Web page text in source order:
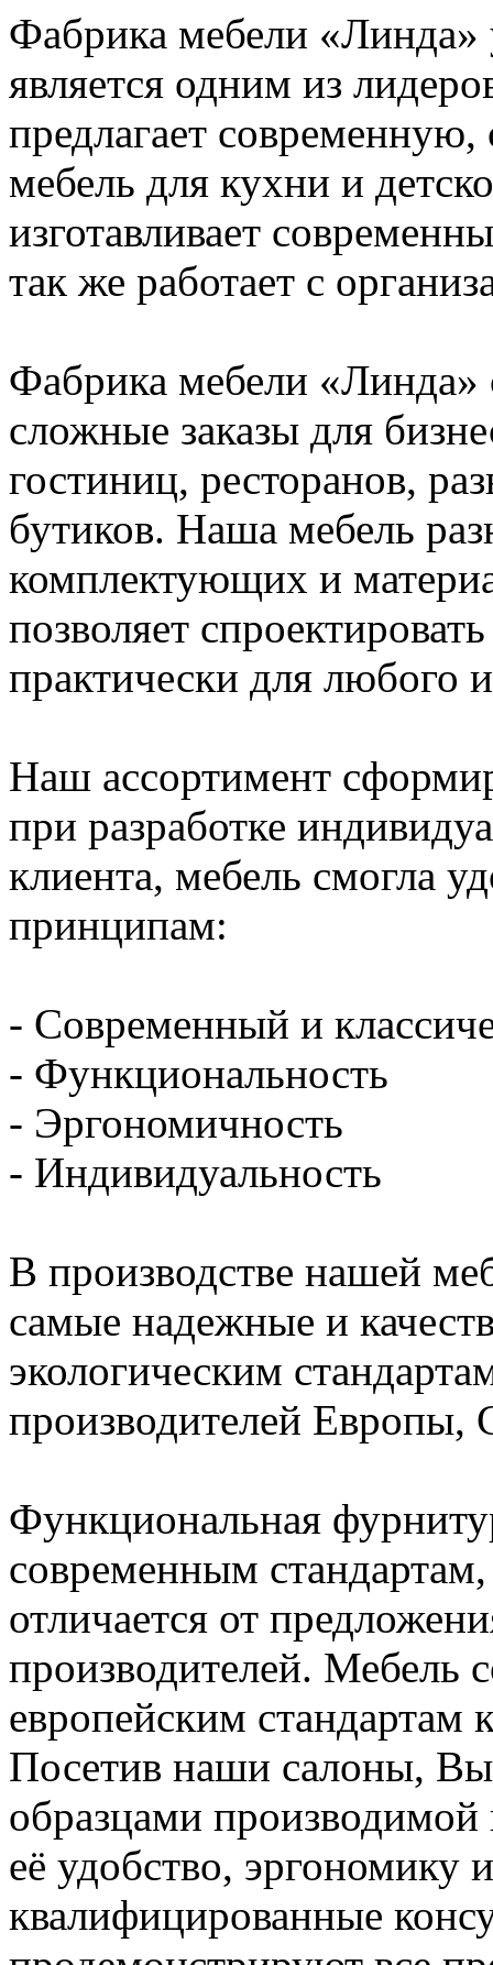
Фабрика мебели «Линда»
является одним из
предлагает
мебель для кухни и
изготавливает
так же работает с
Фабрика мебели
сложные заказы для
гостиниц, ресторанов,
бутиков. Наша мебель
комплектующих и
позволяет
практически для любого
Наш ассортимент
при разработке
клиента, мебель смогла
принципам:
- Современный и
- Функциональность
- Эргономичность
- Индивидуальность
В производстве нашей
самые надежные и
экологическим
производителей
Функциональная
современным
отличается от
производителей. Мебель
европейским стандартам
Посетив наши салоны, Вы
образцами
её удобство, эргономику
квалифицированные